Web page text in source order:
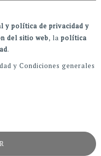
y política de privacidad y
del sitio web, la política
.
y Condiciones generales